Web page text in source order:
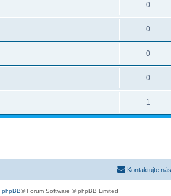
0
0
0
0
1
Kontaktujte nás
phpBB® Forum Software © phpBB Limited